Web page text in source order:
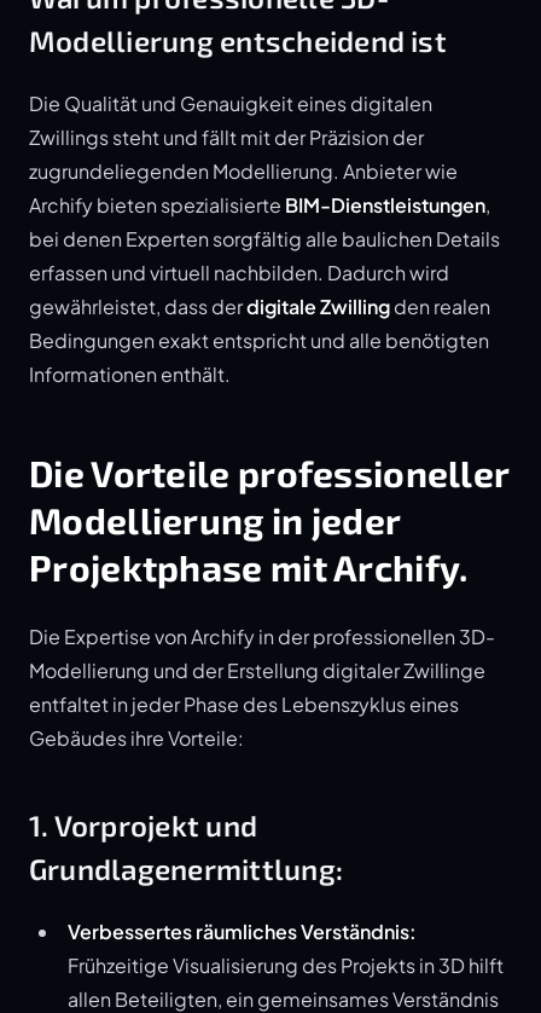
Modellierung entscheidend ist
Die Qualität und Genauigkeit eines digitalen
Zwillings steht und fällt mit der Präzision der
zugrundeliegenden Modellierung. Anbieter wie
Archify bieten spezialisierte BIM-Dienstleistungen,
bei denen Experten sorgfältig alle baulichen Details
erfassen und virtuell nachbilden. Dadurch wird
gewährleistet, dass derdigitale Zwillingden realen
Bedingungen exakt entspricht und alle benötigten
Informationen enthält.
Die Vorteile professioneller
Modellierung in jeder
Projektphase mit Archify.
Die Expertise von Archify in der professionellen 3D-
Modellierung und der Erstellung digitaler Zwillinge
entfaltet in jeder Phase des Lebenszyklus eines
Gebäudes ihre Vorteile:
1. Vorprojekt und
Grundlagenermittlung:
Verbessertes räumliches Verständnis:
Frühzeitige Visualisierung des Projekts in 3D hilft
allen Beteiligten, ein gemeinsames Verständnis